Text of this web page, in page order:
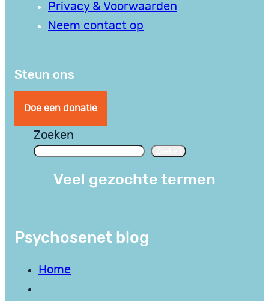
Privacy & Voorwaarden
Neem contact op
Steun ons
Doe een donatie
Zoeken
Veel gezochte termen
Psychosenet blog
Home